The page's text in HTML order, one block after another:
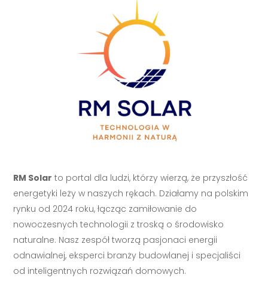
RM Solar to portal dla ludzi, którzy wierzą, że przyszłość
energetyki leży w naszych rękach. Działamy na polskim
rynku od 2024 roku, łącząc zamiłowanie do
nowoczesnych technologii z troską o środowisko
naturalne. Nasz zespół tworzą pasjonaci energii
odnawialnej, eksperci branży budowlanej i specjaliści
od inteligentnych rozwiązań domowych.